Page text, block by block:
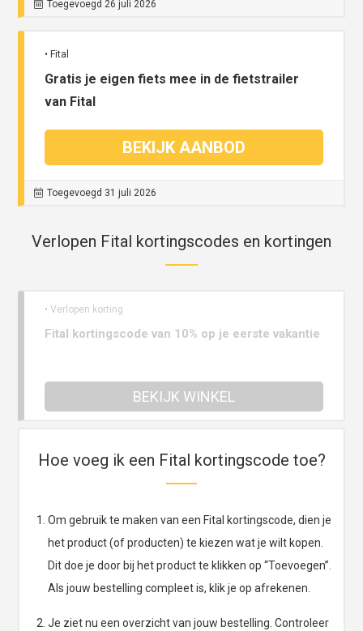
Toegevoegd 26 juli 2026
• Fital
Gratis je eigen fiets mee in de fietstrailer
van Fital
BEKIJK AANBOD
Toegevoegd 31 juli 2026
Verlopen Fital kortingscodes en kortingen
• Verlopen korting
Fital kortingscode van 10% op je eerste vakantie
BEKIJK WINKEL
Hoe voeg ik een Fital kortingscode toe?
Om gebruik te maken van een Fital kortingscode, dien je
het product (of producten) te kiezen wat je wilt kopen.
Dit doe je door bij het product te klikken op “Toevoegen”.
Als jouw bestelling compleet is, klik je op afrekenen.
Je ziet nu een overzicht van jouw bestelling. Controleer